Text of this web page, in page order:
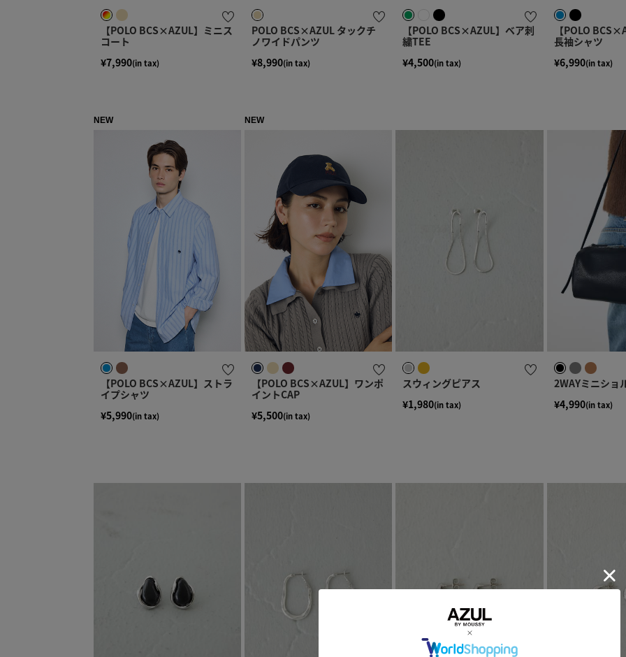
【POLO BCS×AZUL】ミニス
コート
¥7,990(in tax)
POLO BCS×AZUL タックチ
ノワイドパンツ
¥8,990(in tax)
【POLO BCS×AZUL】ベア刺
繍TEE
¥4,500(in tax)
【POLO
長袖シャツ
¥6,990(in tax)
NEW
【POLO BCS×AZUL】ストラ
イプシャツ
¥5,990(in tax)
NEW
【POLO BCS×AZUL】ワンポ
イントCAP
¥5,500(in tax)
スウィングピアス
¥1,980(in tax)
2WAYミニショ
¥4,990(in tax)